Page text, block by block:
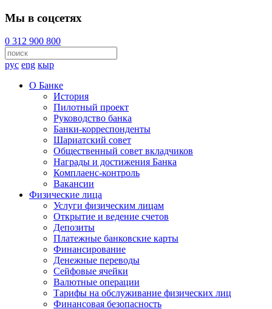
Мы в соцсетях
0 312 900 800
рус eng кыр
О Банке
История
Пилотный проект
Руководство банка
Банки-корреспонденты
Шариатский совет
Общественный совет вкладчиков
Награды и достижения Банка
Комплаенс-контроль
Вакансии
Физические лица
Услуги физическим лицам
Открытие и ведение счетов
Депозиты
Платежные банковские карты
Финансирование
Денежные переводы
Сейфовые ячейки
Валютные операции
Тарифы на обслуживание физических лиц
Финансовая безопасность